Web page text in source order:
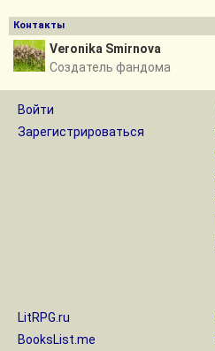
Контакты
Veronika Smirnova
Создатель фандома
Войти
Зарегистрироваться
LitRPG.ru
BooksList.me